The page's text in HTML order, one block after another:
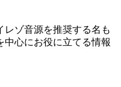
レゾ音源を推奨する名も
中心にお役に立てる情報